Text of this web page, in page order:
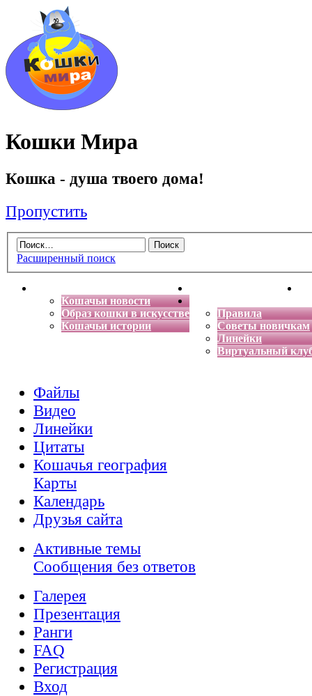
Кошки Мира
Кошка - душа твоего дома!
Пропустить
Расширенный поиск
Кошачьи новости
Образ кошки в искусстве
Кошачьи истории
Энциклопедия кошек
Правила
Советы новичкам
Линейки
Виртуальный
Файлы
Видео
Линейки
Цитаты
Кошачья география
Карты
Календарь
Друзья сайта
Активные темы
Сообщения без ответов
Галерея
Презентация
Ранги
FAQ
Регистрация
Вход